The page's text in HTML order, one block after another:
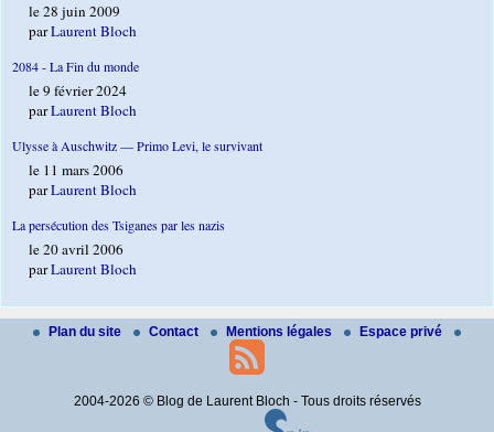
le 28 juin 2009
parLaurent Bloch
2084 - La Fin du monde
le 9 février 2024
parLaurent Bloch
Ulysse à Auschwitz — Primo Levi, le survivant
le 11 mars 2006
parLaurent Bloch
La persécution des Tsiganes par les nazis
le 20 avril 2006
parLaurent Bloch
Plan du site Contact Mentions légales Espace privé
2004-2026 © Blog de Laurent Bloch - Tous droits réservés